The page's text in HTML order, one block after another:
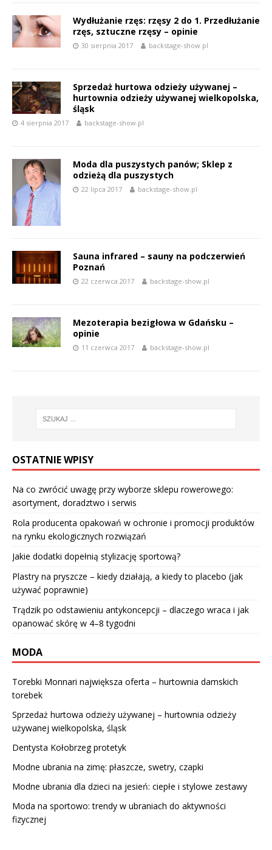
Wydłużanie rzęs: rzęsy 2 do 1. Przedłużanie
rzęs, sztuczne rzęsy – opinie
30 sierpnia 2017 backstage-show.pl
Sprzedaż hurtowa odzieży używanej –
hurtownia odzieży używanej wielkopolska,
śląsk
4 sierpnia 2017 backstage-show.pl
Moda dla puszystych panów; Sklep z
odzieżą dla puszystych
22 lipca 2017 backstage-show.pl
Sauna infrared – sauny na podczerwień
Poznań
22 czerwca 2017 backstage-show.pl
Mezoterapia bezigłowa w Gdańsku –
opinie
11 czerwca 2017 backstage-show.pl
OSTATNIE WPISY
Na co zwrócić uwagę przy wyborze sklepu rowerowego:
asortyment, doradztwo i serwis
Rola producenta opakowań w ochronie i promocji produktów
na rynku ekologicznych rozwiązań
Jakie dodatki dopełnią stylizację sportową?
Plastry na pryszcze – kiedy działają, a kiedy to placebo (jak
używać poprawnie)
Trądzik po odstawieniu antykoncepcji – dlaczego wraca i jak
opanować skórę w 4–8 tygodni
MODA
Torebki Monnari największa oferta – hurtownia damskich
torebek
Sprzedaż hurtowa odzieży używanej – hurtownia odzieży
używanej wielkopolska, śląsk
Dentysta Kołobrzeg protetyk
Modne ubrania na zimę: płaszcze, swetry, czapki
Modne ubrania dla dzieci na jesień: ciepłe i stylowe zestawy
Moda na sportowo: trendy w ubraniach do aktywności
fizycznej